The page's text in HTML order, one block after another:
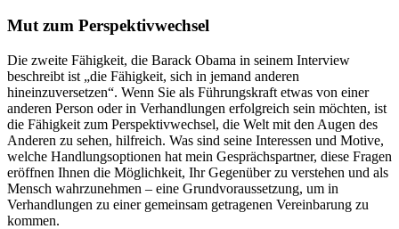
Mut zum Perspektivwechsel
Die zweite Fähigkeit, die Barack Obama in seinem Interview
beschreibt ist „die Fähigkeit, sich in jemand anderen
hineinzuversetzen“. Wenn Sie als Führungskraft etwas von einer
anderen Person oder in Verhandlungen erfolgreich sein möchten, ist
die Fähigkeit zum Perspektivwechsel, die Welt mit den Augen des
Anderen zu sehen, hilfreich. Was sind seine Interessen und Motive,
welche Handlungsoptionen hat mein Gesprächspartner, diese Fragen
eröffnen Ihnen die Möglichkeit, Ihr Gegenüber zu verstehen und als
Mensch wahrzunehmen – eine Grundvoraussetzung, um in
Verhandlungen zu einer gemeinsam getragenen Vereinbarung zu
kommen.